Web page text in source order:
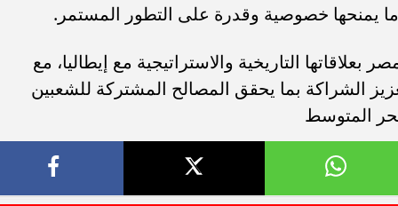
ما يمنحها خصوصية وقدرة على التطور المستمر.
بعلاقاتها التاريخية والاستراتيجية مع إيطاليا، مع
الشراكة بما يحقق المصالح المشتركة للشعبين
المتوسط